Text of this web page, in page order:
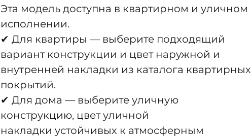
Эта модель доступна в квартирном и уличном
исполнении.
✔ Для квартиры — выберите подходящий
вариант конструкции и цвет наружной и
внутренней накладки из каталога квартирных
покрытий.
✔ Для дома — выберите уличную
конструкцию, цвет уличной
накладки устойчивых к атмосферным